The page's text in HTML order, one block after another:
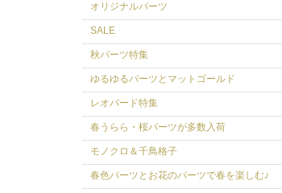
オリジナルパーツ
SALE
秋パーツ特集
ゆるゆるパーツとマットゴールド
レオパード特集
春うらら・桜パーツが多数入荷
モノクロ＆千鳥格子
春色パーツとお花のパーツで春を楽しむ♪